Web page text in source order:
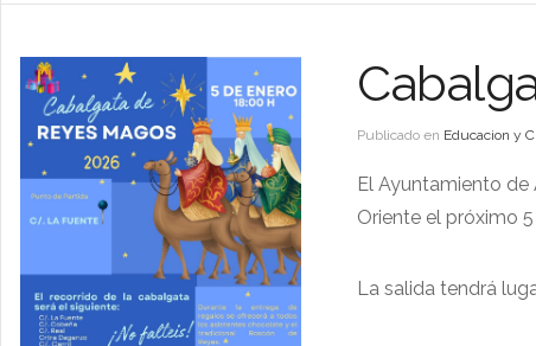
Publicado en Educacion y
El Ayuntamiento de
Oriente el próximo
La salida tendrá